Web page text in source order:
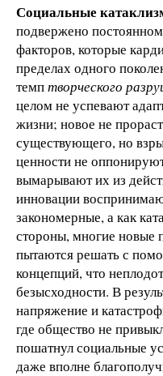
Социальные
подвержено
факторов, которые
пределах одного
темптворческого
целом не успевают
жизни; новое не
существующего, но
ценности не
вымарывают их из
инновации
закономерные, а как
стороны, многие новые
пытаются решать с
концепций, что
безысходности. В
напряжение и
где общество не
пошатнул социальные
даже вполне